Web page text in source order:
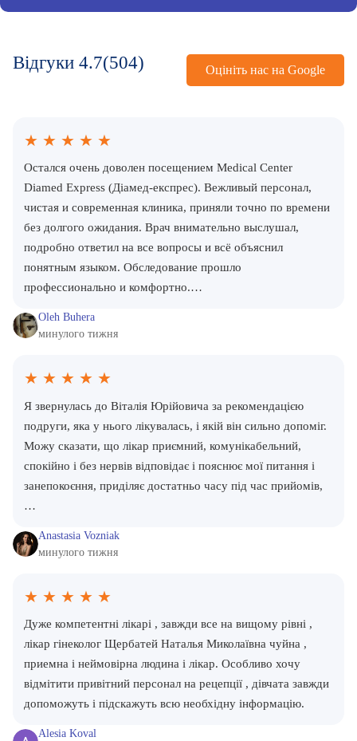
Відгуки 4.7(504) Оцініть нас на Google
★ ★ ★ ★ ★
Остался очень доволен посещением Medical Center
Diamed Express (Діамед-експрес). Вежливый персонал,
чистая и современная клиника, приняли точно по времени
без долгого ожидания. Врач внимательно выслушал,
подробно ответил на все вопросы и всё объяснил
понятным языком. Обследование прошло
профессионально и комфортно.…
Oleh Buhera
минулого тижня
★ ★ ★ ★ ★
Я звернулась до Віталія Юрійовича за рекомендацією
подруги, яка у нього лікувалась, і якій він сильно допоміг.
Можу сказати, що лікар приємний, комунікабельний,
спокійно і без нервів відповідає і пояснює мої питання і
занепокоєння, приділяє достатньо часу під час прийомів,
…
Anastasia Vozniak
минулого тижня
★ ★ ★ ★ ★
Дуже компетентні лікарі , завжди все на вищому рівні ,
лікар гінеколог Щербатей Наталья Миколаївна чуйна ,
приемна і неймовірна людина і лікар. Особливо хочу
відмітити привітний персонал на рецепції , дівчата завжди
допоможуть і підскажуть всю необхідну інформацію.
Alesia Koval